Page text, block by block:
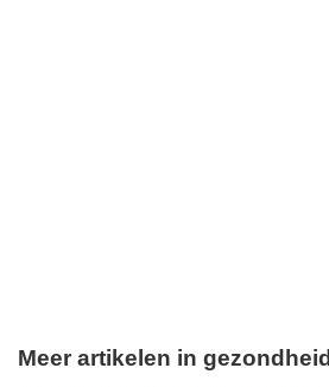
Meer artikelen in gezondheid